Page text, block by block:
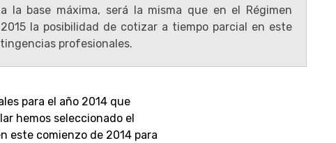
la base máxima, será la misma que en el Régimen
la posibilidad de cotizar a tiempo parcial en este
profesionales.
para el año 2014 que
hemos seleccionado el
este comienzo de 2014 para